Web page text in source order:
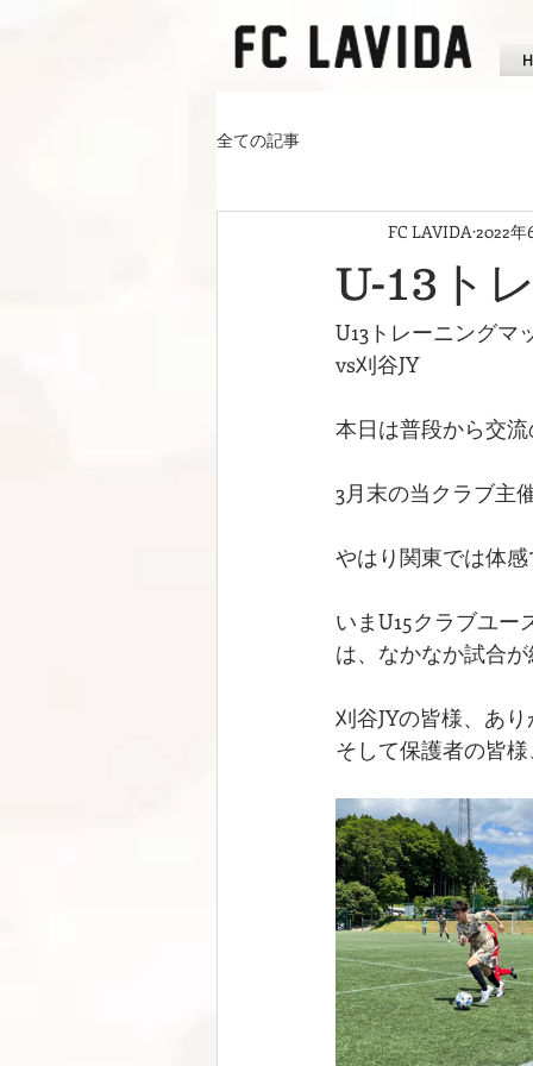
全ての記事
U-13ト
FC LAVIDA 2022年
U13トレーニングマ
vs刈谷JY
本日は普段から交
3月末の当クラブ主
やはり関東では体
いまU15クラブユー
は、なかなか試合
刈谷JYの皆様、あり
そして保護者の皆